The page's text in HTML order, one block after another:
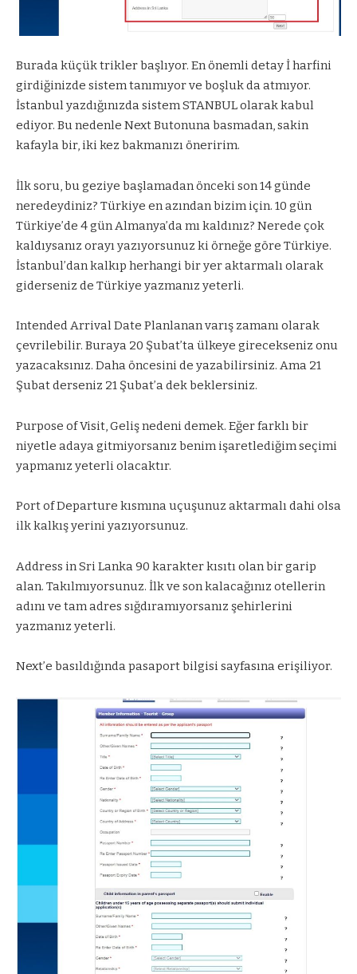
Burada küçük trikler başlıyor. En önemli detay İ harfini
girdiğinizde sistem tanımıyor ve boşluk da atmıyor.
İstanbul yazdığınızda sistem STANBUL olarak kabul
ediyor. Bu nedenle Next Butonuna basmadan, sakin
kafayla bir, iki kez bakmanızı öneririm.
İlk soru, bu geziye başlamadan önceki son 14 günde
neredeydiniz? Türkiye en azından bizim için. 10 gün
Türkiye’de 4 gün Almanya’da mı kaldınız? Nerede çok
kaldıysanız orayı yazıyorsunuz ki örneğe göre Türkiye.
İstanbul’dan kalkıp herhangi bir yer aktarmalı olarak
giderseniz de Türkiye yazmanız yeterli.
Intended Arrival Date Planlanan varış zamanı olarak
çevrilebilir. Buraya 20 Şubat’ta ülkeye girecekseniz onu
yazacaksınız. Daha öncesini de yazabilirsiniz. Ama 21
Şubat derseniz 21 Şubat’a dek beklersiniz.
Purpose of Visit, Geliş nedeni demek. Eğer farklı bir
niyetle adaya gitmiyorsanız benim işaretlediğim seçimi
yapmanız yeterli olacaktır.
Port of Departure kısmına uçuşunuz aktarmalı dahi olsa
ilk kalkış yerini yazıyorsunuz.
Address in Sri Lanka 90 karakter kısıtı olan bir garip
alan. Takılmıyorsunuz. İlk ve son kalacağınız otellerin
adını ve tam adres sığdıramıyorsanız şehirlerini
yazmanız yeterli.
Next’e basıldığında pasaport bilgisi sayfasına erişiliyor.